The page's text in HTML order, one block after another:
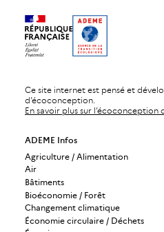
Ce site internet est pensé et
d’écoconception.
En savoir plus sur l’écoconception
ADEME Infos
Agriculture / Alimentation
Air
Bâtiments
Bioéconomie / Forêt
Changement climatique
Économie circulaire / Déchets